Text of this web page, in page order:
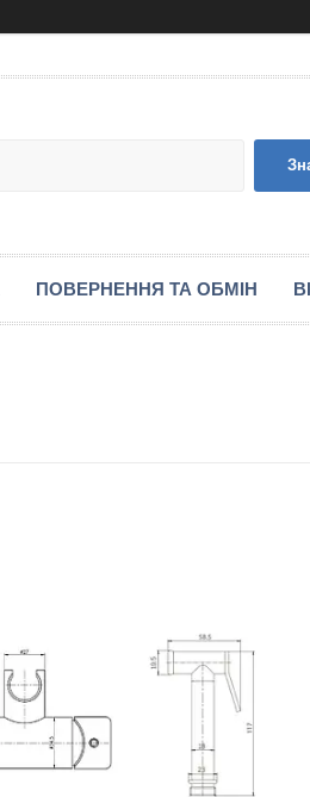
ПОВЕРНЕННЯ ТА ОБМІН